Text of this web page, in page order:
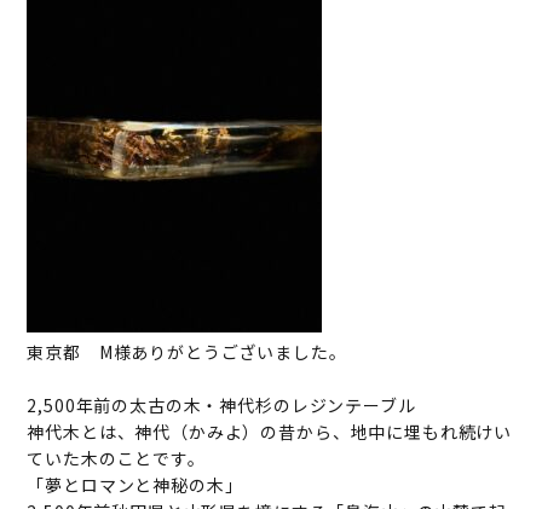
東京都 M様ありがとうございました。
2,500年前の太古の木・神代杉のレジンテーブル
神代木とは、神代（かみよ）の昔から、地中に埋もれ続けい
ていた木のことです。
「夢とロマンと神秘の木」